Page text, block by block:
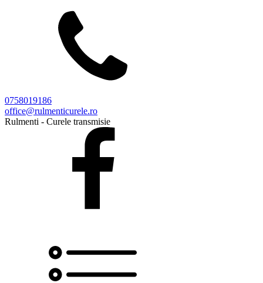
0758019186
office@rulmenticurele.ro
Rulmenti - Curele transmisie